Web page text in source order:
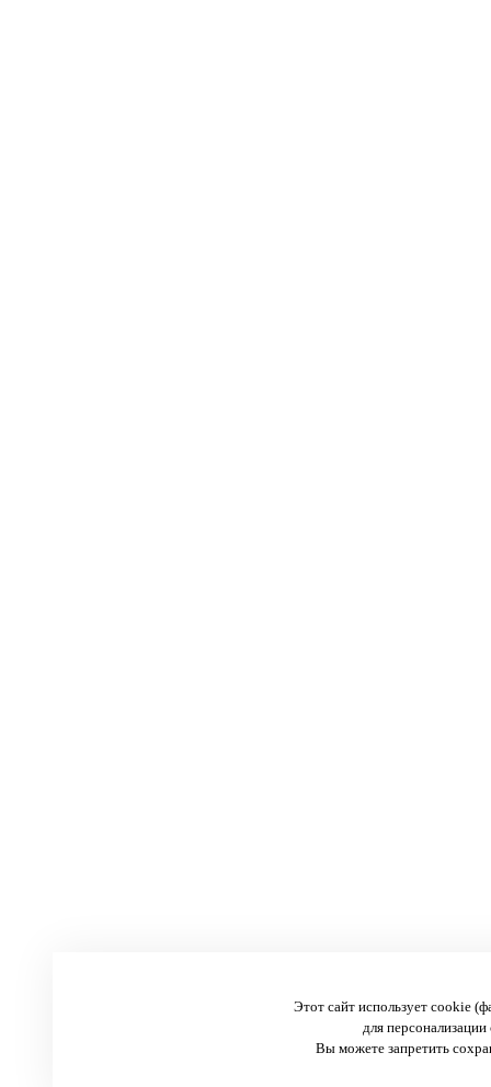
Этот сайт использует cookie
для персонализации
Вы можете запретить